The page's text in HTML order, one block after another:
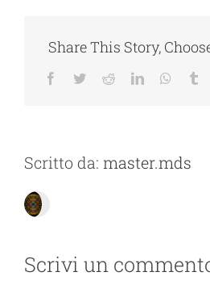
Share This Story,
Facebook
TwitterRedditLinkedIn
Scritto da: master.mds
Scrivi un